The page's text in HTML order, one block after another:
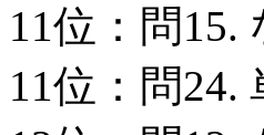
11位：問15.
11位：問24.